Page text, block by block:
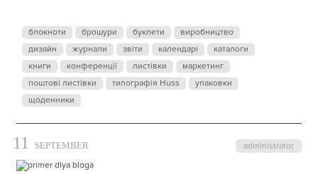
КАЧЕСТВА
ISO
9001:2015
блокноти брошури буклети
виробництво
дизайн
журнали звіти календарі
каталоги
книги
конференції листівки
маркетинг
поштові листівки
типографія Huss
упаковки
щоденники
administrator
11 SEPTEMBER